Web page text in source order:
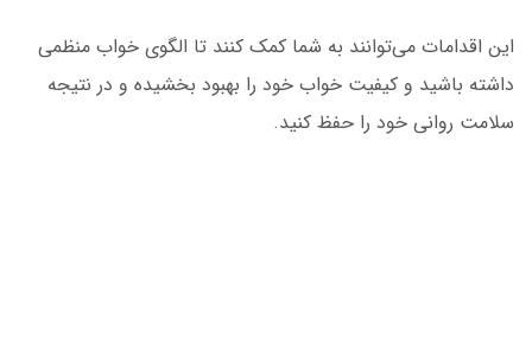
این اقدامات می‌توانند به شما کمک کنند تا الگوی خواب منظمی
داشته باشید و کیفیت خواب خود را بهبود بخشیده و در نتیجه
سلامت روانی خود را حفظ کنید.